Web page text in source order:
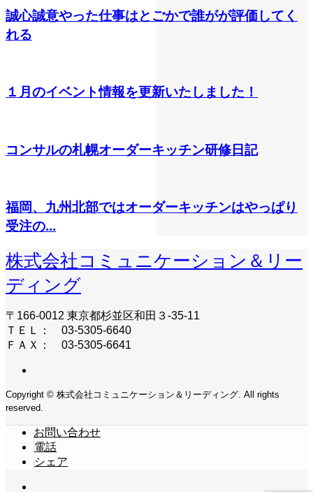
誠心誠意やった仕事はとごかで誰がが評価してく
れる
１月のイベント情報を更新いたしました！
コンサルの札幌オーダーキッチン研修日記
福岡、九州北部ではオーダーキッチンはやっぱり
受注の...
株式会社コミュニケーション＆リー
ディング
〒166-0012 東京都杉並区和田３-35-11
ＴＥＬ： 03-5305-6640
ＦＡＸ： 03-5305-6641
Copyright © 株式会社コミュニケーション＆リーディング. All rights
reserved.
お問い合わせ
電話
シェア